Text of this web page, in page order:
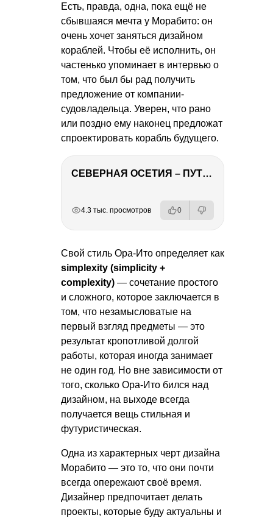
Есть, правда, одна, пока ещё не
сбывшаяся мечта у Морабито: он
очень хочет заняться дизайном
кораблей. Чтобы её исполнить, он
частенько упоминает в интервью о
том, что был бы рад получить
предложение от компании-
судовладельца. Уверен, что рано
или поздно ему наконец предложат
спроектировать корабль будущего.
СЕВЕРНАЯ ОСЕТИЯ – ПУТЕШЕСТВИЕ НА КАВКАЗ часть 4
4.3 тыс. просмотров 0
Свой стиль Ора-Ито определяет как
simplexity (simplicity +
complexity) — сочетание простого
и сложного, которое заключается в
том, что незамысловатые на
первый взгляд предметы — это
результат кропотливой долгой
работы, которая иногда занимает
не один год. Но вне зависимости от
того, сколько Ора-Ито бился над
дизайном, на выходе всегда
получается вещь стильная и
футуристическая.
Одна из характерных черт дизайна
Морабито — это то, что они почти
всегда опережают своё время.
Дизайнер предпочитает делать
проекты, которые буду актуальны и